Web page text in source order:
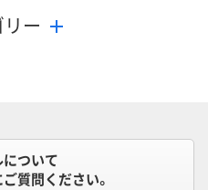
ー
ついて
質問ください。